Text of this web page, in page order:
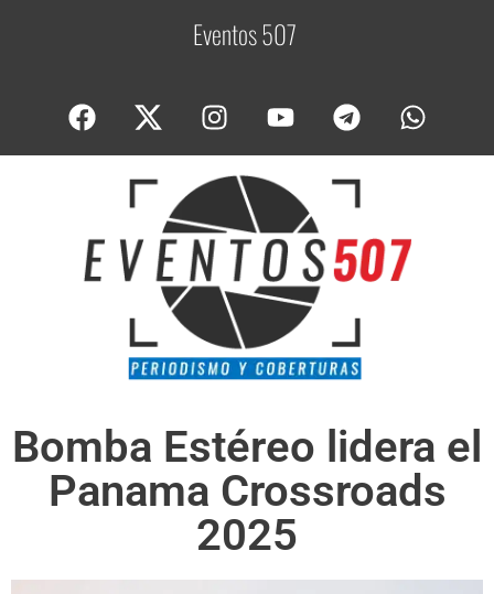
Eventos 507C
Bomba Estéreo lidera el
Panama Crossroads
2025